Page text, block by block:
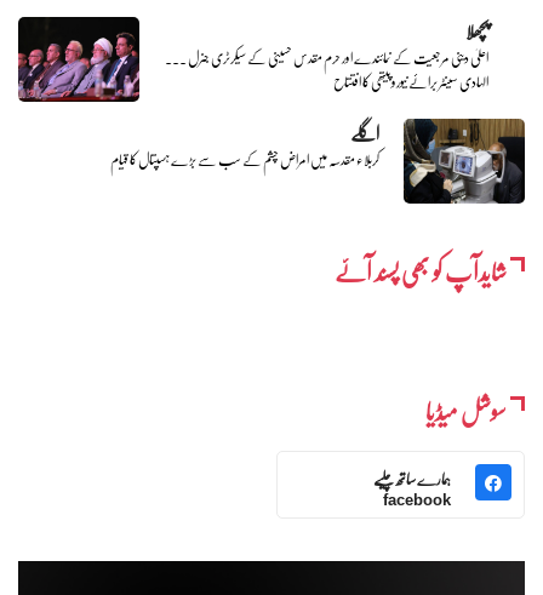
پچھلا
اعلیٰ دینی مرجعیت کے نمائندے اور حرم مقدس حسینی کے سیکرٹری جنرل ۔۔۔
الہادی سینٹر برائے نیوروپیتھی کا افتتاح
اگلے
کربلاء مقدسہ میں امراض چشم کے سب سے بڑے ہسپتال کا قیام
شایدآپ کو بھی پسند آئے
سوشل میڈیا
ہمارے ساتھ چلیے
facebook